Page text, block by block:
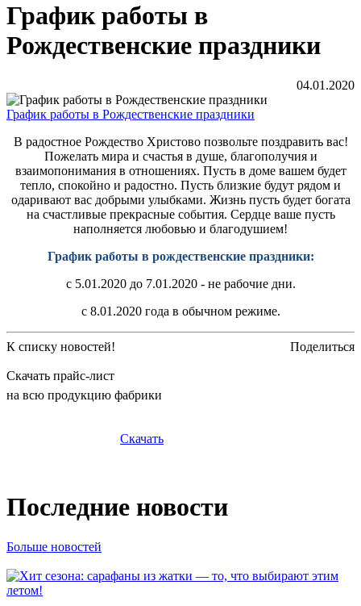
График работы в
Рождественские праздники
04.01.2020
График работы в Рождественские праздники
В радостное Рождество Христово позвольте поздравить вас!
Пожелать мира и счастья в душе, благополучия и
взаимопонимания в отношениях. Пусть в доме вашем будет
тепло, спокойно и радостно. Пусть близкие будут рядом и
одаривают вас добрыми улыбками. Жизнь пусть будет богата
на счастливые прекрасные события. Сердце ваше пусть
наполняется любовью и благодушием!
График работы в рождественские праздники:
с 5.01.2020 до 7.01.2020 - не рабочие дни.
с 8.01.2020 года в обычном режиме.
К списку новостей! Поделиться
Скачать прайс-лист
на всю продукцию фабрики
Скачать
Последние новости
Больше новостей